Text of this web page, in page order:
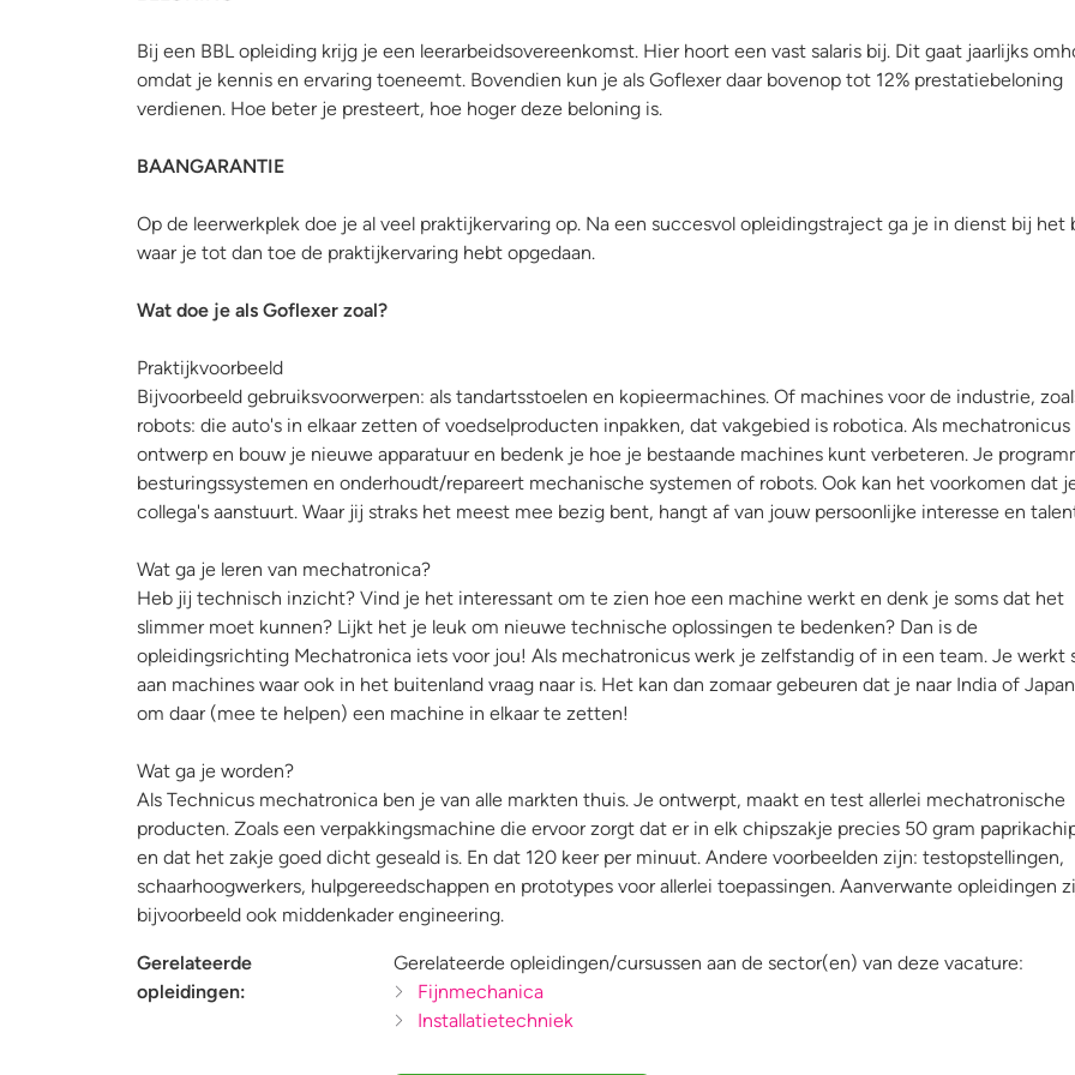
Bij een BBL opleiding krijg je een leerarbeidsovereenkomst. Hier hoort een vast salaris bij. Dit gaat jaarlijks
omdat je kennis en ervaring toeneemt. Bovendien kun je als Goflexer daar bovenop tot 12% prestatiebeloning
verdienen. Hoe beter je presteert, hoe hoger deze beloning is.
BAANGARANTIE
Op de leerwerkplek doe je al veel praktijkervaring op. Na een succesvol opleidingstraject ga je in dienst bij het
waar je tot dan toe de praktijkervaring hebt opgedaan.
Wat doe je als Goflexer zoal?
Praktijkvoorbeeld
Bijvoorbeeld gebruiksvoorwerpen: als tandartsstoelen en kopieermachines. Of machines voor de industrie,
robots: die auto's in elkaar zetten of voedselproducten inpakken, dat vakgebied is robotica. Als mechatronicus
ontwerp en bouw je nieuwe apparatuur en bedenk je hoe je bestaande machines kunt verbeteren. Je
besturingssystemen en onderhoudt/repareert mechanische systemen of robots. Ook kan het voorkomen dat
collega's aanstuurt. Waar jij straks het meest mee bezig bent, hangt af van jouw persoonlijke interesse en
Wat ga je leren van mechatronica?
Heb jij technisch inzicht? Vind je het interessant om te zien hoe een machine werkt en denk je soms dat het
slimmer moet kunnen? Lijkt het je leuk om nieuwe technische oplossingen te bedenken? Dan is de
opleidingsrichting Mechatronica iets voor jou! Als mechatronicus werk je zelfstandig of in een team. Je werkt
aan machines waar ook in het buitenland vraag naar is. Het kan dan zomaar gebeuren dat je naar India of
om daar (mee te helpen) een machine in elkaar te zetten!
Wat ga je worden?
Als Technicus mechatronica ben je van alle markten thuis. Je ontwerpt, maakt en test allerlei mechatronische
producten. Zoals een verpakkingsmachine die ervoor zorgt dat er in elk chipszakje precies 50 gram
en dat het zakje goed dicht geseald is. En dat 120 keer per minuut. Andere voorbeelden zijn: testopstellingen,
schaarhoogwerkers, hulpgereedschappen en prototypes voor allerlei toepassingen. Aanverwante opleidingen
bijvoorbeeld ook middenkader engineering.
Gerelateerde
opleidingen:
Gerelateerde opleidingen/cursussen aan de sector(en) van deze vacature:
Fijnmechanica
Installatietechniek